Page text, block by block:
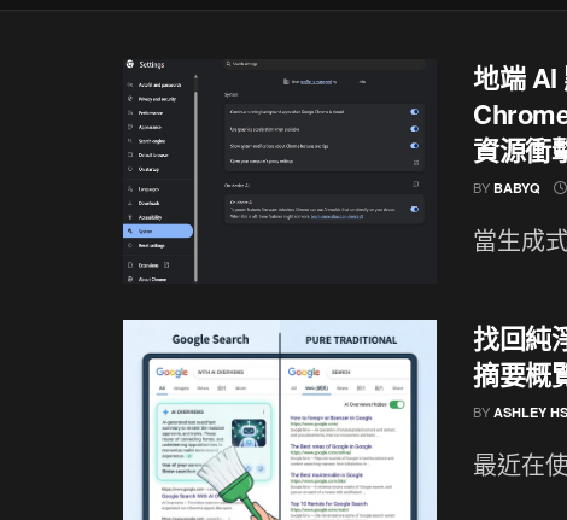
地端 AI
資源衝
BY BABYQ
當生成
找回純
摘要概
BY ASHLEY
最近在